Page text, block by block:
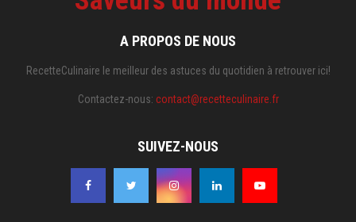
A PROPOS DE NOUS
RecetteCulinaire le meilleur des astuces du quotidien à retrouver ici!
Contactez-nous: contact@recetteculinaire.fr
SUIVEZ-NOUS